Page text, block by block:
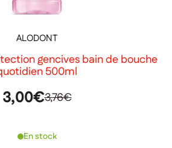
ALODONT
gencives bain de bouche
500ml
3,00€3,76€
En stock